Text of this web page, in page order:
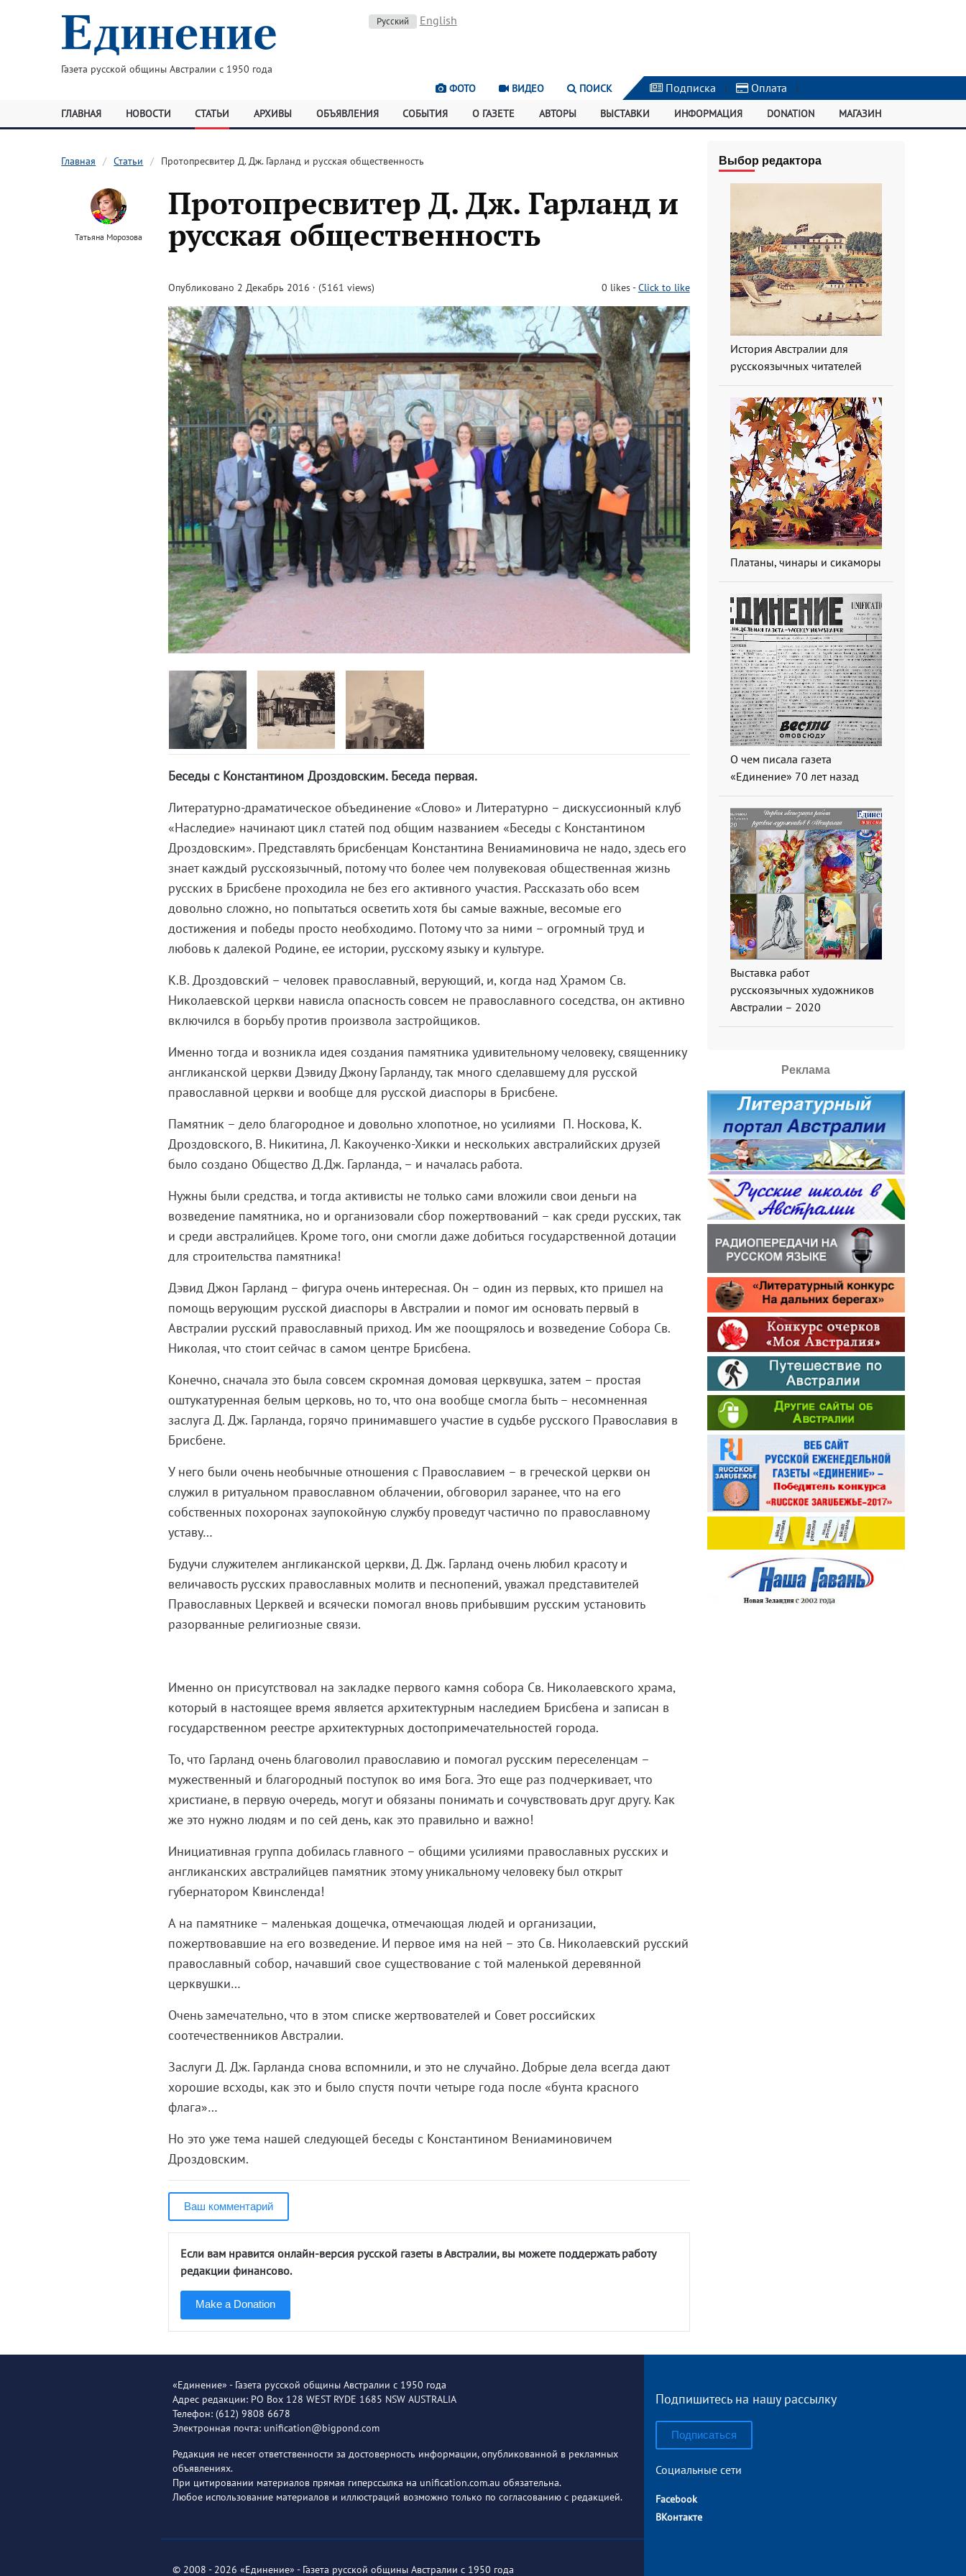
Газета русской общины Австралии с 1950 года
Русский English
ФОТО ВИДЕО ПОИСК Подписка | Оплата |
ГЛАВНАЯ НОВОСТИ СТАТЬИ АРХИВЫ ОБЪЯВЛЕНИЯ СОБЫТИЯ О ГАЗЕТЕ АВТОРЫ ВЫСТАВКИ ИНФОРМАЦИЯ DONATION МАГАЗИН
Главная Статьи Протопресвитер Д. Дж. Гарланд и русская общественность
Татьяна Морозова
Протопресвитер Д. Дж. Гарланд и
русская общественность
Опубликовано 2 Декабрь 2016 · (5161 views) 0 likes-Click to like
Беседы с Константином Дроздовским. Беседа первая.
Литературно-драматическое объединение «Слово» и Литературно – дискуссионный клуб
«Наследие» начинают цикл статей под общим названием «Беседы с Константином
Дроздовским». Представлять брисбенцам Константина Вениаминовича не надо, здесь его
знает каждый русскоязычный, потому что более чем полувековая общественная жизнь
русских в Брисбене проходила не без его активного участия. Рассказать обо всем
довольно сложно, но попытаться осветить хотя бы самые важные, весомые его
достижения и победы просто необходимо. Потому что за ними – огромный труд и
любовь к далекой Родине, ее истории, русскому языку и культуре.
К.В. Дроздовский – человек православный, верующий, и, когда над Храмом Св.
Николаевской церкви нависла опасность совсем не православного соседства, он активно
включился в борьбу против произвола застройщиков.
Именно тогда и возникла идея создания памятника удивительному человеку, священнику
англиканской церкви Дэвиду Джону Гарланду, так много сделавшему для русской
православной церкви и вообще для русской диаспоры в Брисбене.
Памятник – дело благородное и довольно хлопотное, но усилиями П. Носкова, К.
Дроздовского, В. Никитина, Л. Какоученко-Хикки и нескольких австралийских друзей
было создано Общество Д.Дж. Гарланда, – и началась работа.
Нужны были средства, и тогда активисты не только сами вложили свои деньги на
возведение памятника, но и организовали сбор пожертвований – как среди русских, так
и среди австралийцев. Кроме того, они смогли даже добиться государственной дотации
для строительства памятника!
Дэвид Джон Гарланд – фигура очень интересная. Он – один из первых, кто пришел на
помощь верующим русской диаспоры в Австралии и помог им основать первый в
Австралии русский православный приход. Им же поощрялось и возведение Собора Св.
Николая, что стоит сейчас в самом центре Брисбена.
Конечно, сначала это была совсем скромная домовая церквушка, затем – простая
оштукатуренная белым церковь, но то, что она вообще смогла быть – несомненная
заслуга Д. Дж. Гарланда, горячо принимавшего участие в судьбе русского Православия в
Брисбене.
У него были очень необычные отношения с Православием – в греческой церкви он
служил в ритуальном православном облачении, обговорил заранее, что на его
собственных похоронах заупокойную службу проведут частично по православному
уставу…
Будучи служителем англиканской церкви, Д. Дж. Гарланд очень любил красоту и
величавость русских православных молитв и песнопений, уважал представителей
Православных Церквей и всячески помогал вновь прибывшим русским установить
разорванные религиозные связи.
Именно он присутствовал на закладке первого камня собора Св. Николаевского храма,
который в настоящее время является архитектурным наследием Брисбена и записан в
государственном реестре архитектурных достопримечательностей города.
То, что Гарланд очень благоволил православию и помогал русским переселенцам –
мужественный и благородный поступок во имя Бога. Это еще раз подчеркивает, что
христиане, в первую очередь, могут и обязаны понимать и сочувствовать друг другу. Как
же это нужно людям и по сей день, как это правильно и важно!
Инициативная группа добилась главного – общими усилиями православных русских и
англиканских австралийцев памятник этому уникальному человеку был открыт
губернатором Квинсленда!
А на памятнике – маленькая дощечка, отмечающая людей и организации,
пожертвовавшие на его возведение. И первое имя на ней – это Св. Николаевский русский
православный собор, начавший свое существование с той маленькой деревянной
церквушки…
Очень замечательно, что в этом списке жертвователей и Совет российских
соотечественников Австралии.
Заслуги Д. Дж. Гарланда снова вспомнили, и это не случайно. Добрые дела всегда дают
хорошие всходы, как это и было спустя почти четыре года после «бунта красного
флага»…
Но это уже тема нашей следующей беседы с Константином Вениаминовичем
Дроздовским.
Ваш комментарий
Если вам нравится онлайн-версия русской газеты в Австралии, вы можете поддержать работу
редакции финансово.
Make a Donation
Выбор редактора
История Австралии для
русскоязычных читателей
Платаны, чинары и сикаморы
О чем писала газета
«Единение» 70 лет назад
Выставка работ
русскоязычных художников
Австралии – 2020
Реклама
«Единение» - Газета русской общины Австралии с 1950 года
Адрес редакции: PO Box 128 WEST RYDE 1685 NSW AUSTRALIA
Телефон: (612) 9808 6678
Электронная почта: unification@bigpond.com
Редакция не несет ответственности за достоверность информации, опубликованной в рекламных
объявлениях.
При цитировании материалов прямая гиперссылка на unification.com.au обязательна.
Любое использование материалов и иллюстраций возможно только по согласованию с редакцией.
© 2008 - 2026 «Единение» - Газета русской общины Австралии с 1950 года
Подпишитесь на нашу рассылку
Подписаться
Социальные сети
Facebook
ВКонтакте